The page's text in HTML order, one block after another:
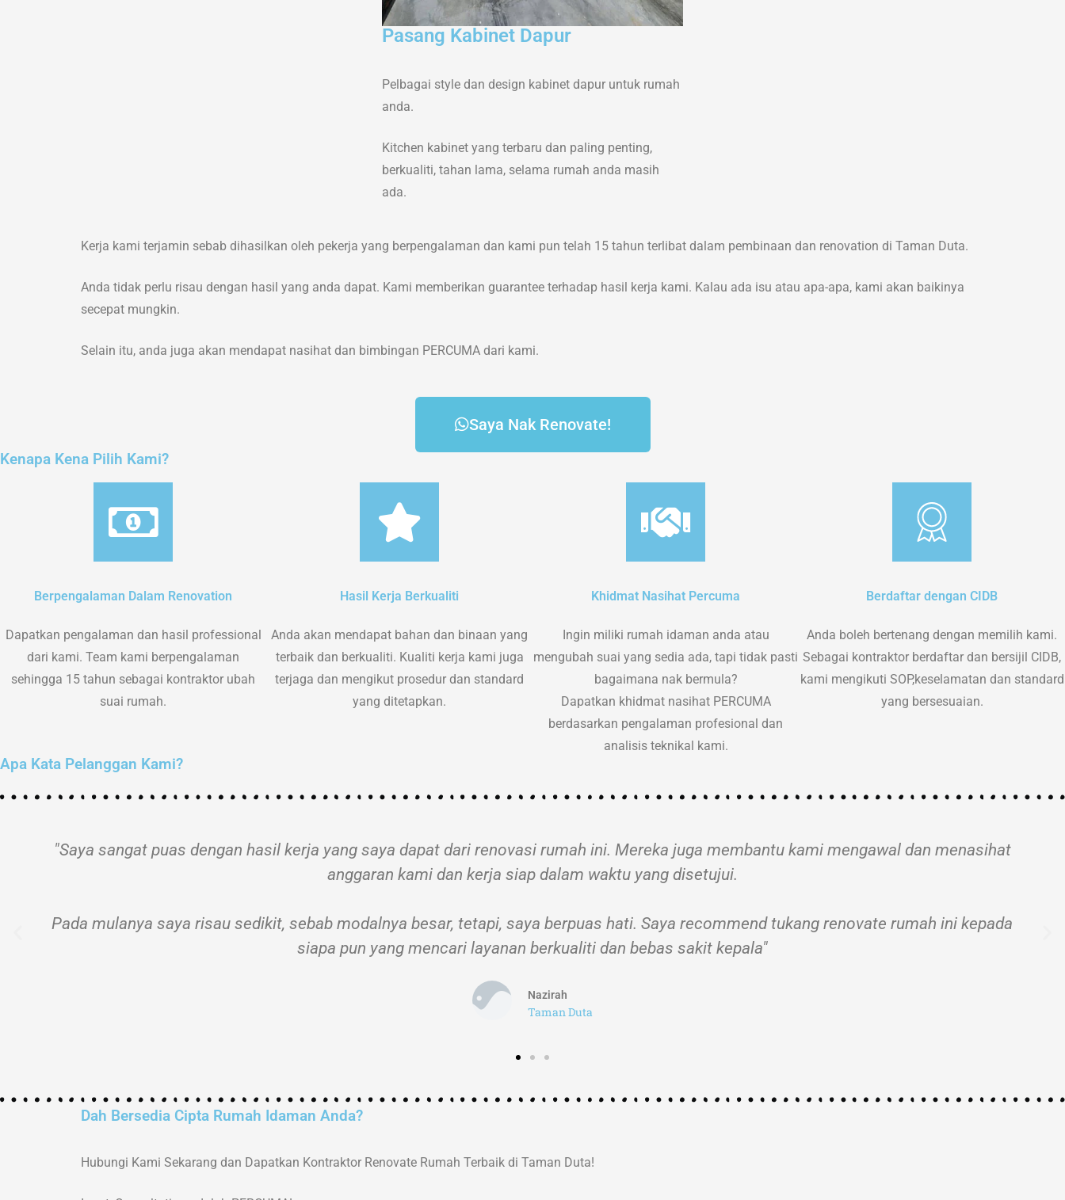
Pasang Kabinet Dapur
Pelbagai style dan design kabinet dapur untuk rumah
anda.
Kitchen kabinet yang terbaru dan paling penting,
berkualiti, tahan lama, selama rumah anda masih
ada.
Kerja kami terjamin sebab dihasilkan oleh pekerja yang berpengalaman dan kami pun telah 15 tahun terlibat dalam pembinaan dan renovation di Taman Duta.
Anda tidak perlu risau dengan hasil yang anda dapat. Kami memberikan guarantee terhadap hasil kerja kami. Kalau ada isu atau apa-apa, kami akan baikinya
secepat mungkin.
Selain itu, anda juga akan mendapat nasihat dan bimbingan PERCUMA dari kami.
Saya Nak Renovate!
Kenapa Kena Pilih Kami?
Berpengalaman Dalam Renovation
Dapatkan pengalaman dan hasil professional
dari kami. Team kami berpengalaman
sehingga 15 tahun sebagai kontraktor ubah
suai rumah.
Hasil Kerja Berkualiti
Anda akan mendapat bahan dan binaan yang
terbaik dan berkualiti. Kualiti kerja kami juga
terjaga dan mengikut prosedur dan standard
yang ditetapkan.
Khidmat Nasihat Percuma
Ingin miliki rumah idaman anda atau
mengubah suai yang sedia ada, tapi tidak pasti
bagaimana nak bermula?
Dapatkan khidmat nasihat PERCUMA
berdasarkan pengalaman profesional dan
analisis teknikal kami.
Berdaftar dengan CIDB
Anda boleh bertenang dengan memilih kami.
Sebagai kontraktor berdaftar dan bersijil CIDB,
kami mengikuti SOP,keselamatan dan standard
yang bersesuaian.
Apa Kata Pelanggan Kami?
"Saya sangat puas dengan hasil kerja yang saya dapat dari renovasi rumah ini. Mereka juga membantu kami mengawal dan menasihat
anggaran kami dan kerja siap dalam waktu yang disetujui.
Pada mulanya saya risau sedikit, sebab modalnya besar, tetapi, saya berpuas hati. Saya recommend tukang renovate rumah ini kepada
siapa pun yang mencari layanan berkualiti dan bebas sakit kepala"
Nazirah
Taman Duta
Dah Bersedia Cipta Rumah Idaman Anda?
Hubungi Kami Sekarang dan Dapatkan Kontraktor Renovate Rumah Terbaik di Taman Duta!